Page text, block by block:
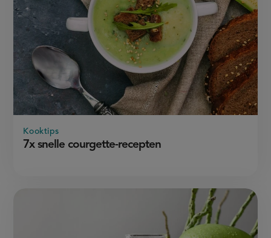
7x snelle courgette-recepten
Kooktips